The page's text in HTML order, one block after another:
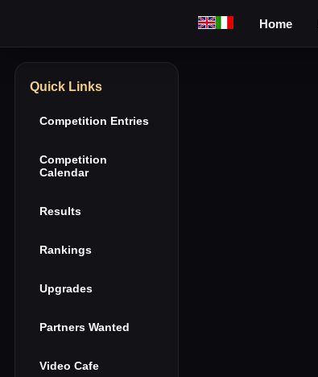
Home
Quick Links
Competition Entries
Competition
Calendar
Results
Rankings
Upgrades
Partners Wanted
Video Cafe